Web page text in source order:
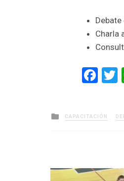
Charla
Posted
in
CAPACITACIÓN